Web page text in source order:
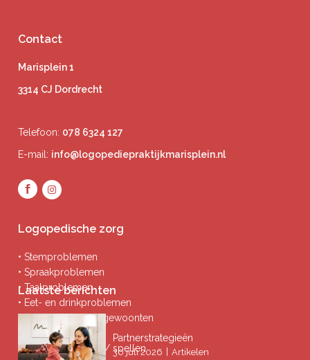
Contact
Marisplein 1
3314 CJ Dordrecht
Telefoon: 078 6324 127
E-mail: info@logopediepraktijkmarisplein.nl
Logopedische zorg
• Stemproblemen
• Spraakproblemen
• Taalproblemen
• Eet- en drinkproblemen
• Afwijkende mondgewoonten
• Ademproblemen
• Problemen lezen / spellen
Laatste berichten
Partnerstrategieën
30 juli 2026 Artikelen